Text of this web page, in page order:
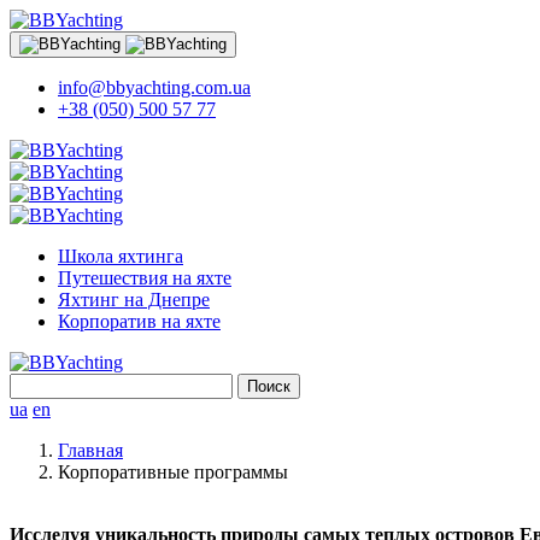
info@bbyachting.com.ua
+38 (050) 500 57 77
Школа яхтинга
Путешествия на яхте
Яхтинг на Днепре
Корпоратив на яхте
ua en
Главная
Корпоративные программы
Исследуя уникальность природы самых теплых островов